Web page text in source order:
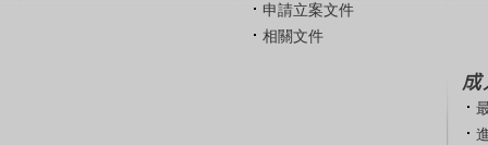
申請立案文件
相關文件